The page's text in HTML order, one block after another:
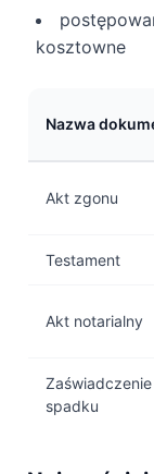
kosztowne
Nazwa
Akt zgonu
Testament
Akt notarialny
spadku